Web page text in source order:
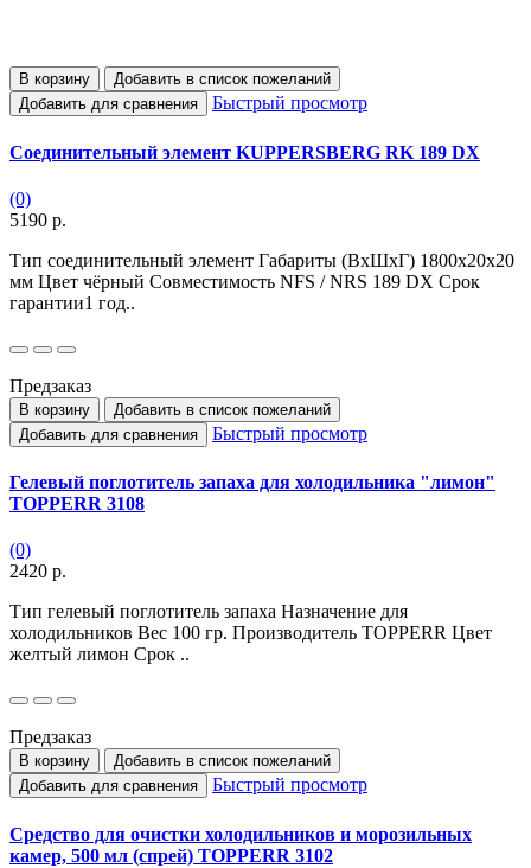
В корзину
Добавить в список пожеланий
Добавить для сравнения
Быстрый просмотр
Соединительный элемент KUPPERSBERG RK 189 DX
(0)
5190 р.
Тип соединительный элемент Габариты (ВхШхГ) 1800х20х20
мм Цвет чёрный Совместимость NFS / NRS 189 DX Срок
гарантии1 год..
Предзаказ
В корзину
Добавить в список пожеланий
Добавить для сравнения
Быстрый просмотр
Гелевый поглотитель запаха для холодильника "лимон"
TOPPERR 3108
(0)
2420 р.
Тип гелевый поглотитель запаха Назначение для
холодильников Вес 100 гр. Производитель TOPPERR Цвет
желтый лимон Срок ..
Предзаказ
В корзину
Добавить в список пожеланий
Добавить для сравнения
Быстрый просмотр
Средство для очистки холодильников и морозильных
камер, 500 мл (спрей) TOPPERR 3102